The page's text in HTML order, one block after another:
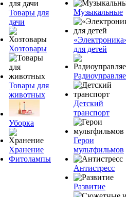
Товары для
дачи
Хозтовары
Товары для
животных
Уборка
Хранение
Фитолампы
Музыкальные
для детей
Детский
транспорт
Герои
мультфильмов
Антистресс
Развитие